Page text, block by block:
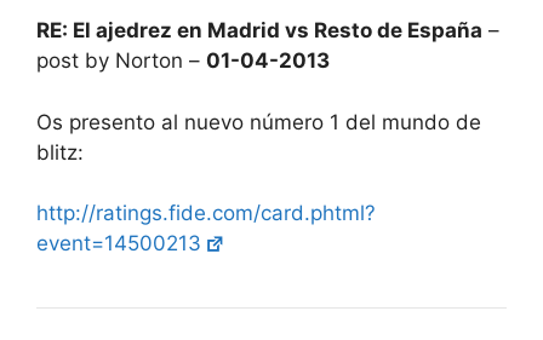
RE: El ajedrez en Madrid vs Resto de España –
post by Norton – 01-04-2013
Os presento al nuevo número 1 del mundo de
blitz:
http://ratings.fide.com/card.phtml?
event=14500213